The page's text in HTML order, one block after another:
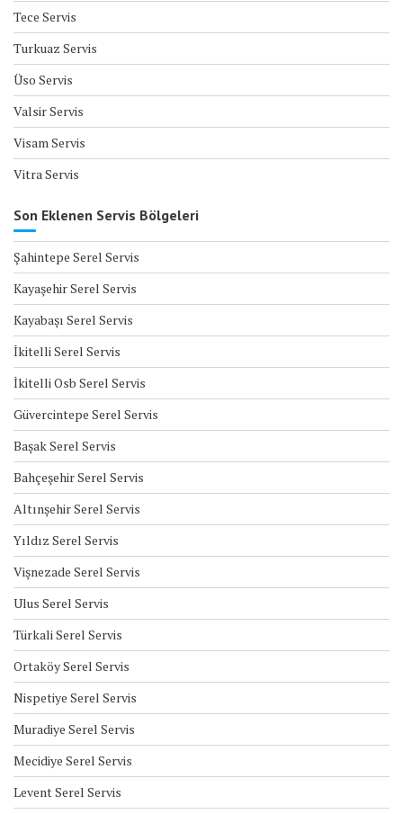
Tece Servis
Turkuaz Servis
Üso Servis
Valsir Servis
Visam Servis
Vitra Servis
Son Eklenen Servis Bölgeleri
Şahintepe Serel Servis
Kayaşehir Serel Servis
Kayabaşı Serel Servis
İkitelli Serel Servis
İkitelli Osb Serel Servis
Güvercintepe Serel Servis
Başak Serel Servis
Bahçeşehir Serel Servis
Altınşehir Serel Servis
Yıldız Serel Servis
Vişnezade Serel Servis
Ulus Serel Servis
Türkali Serel Servis
Ortaköy Serel Servis
Nispetiye Serel Servis
Muradiye Serel Servis
Mecidiye Serel Servis
Levent Serel Servis